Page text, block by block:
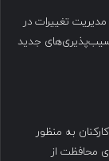
تغییرات در
آسیب‌پذیری‌های جدید
به منظور
محافظت از